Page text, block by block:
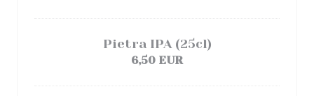
Pietra IPA (25cl)
6,50 EUR